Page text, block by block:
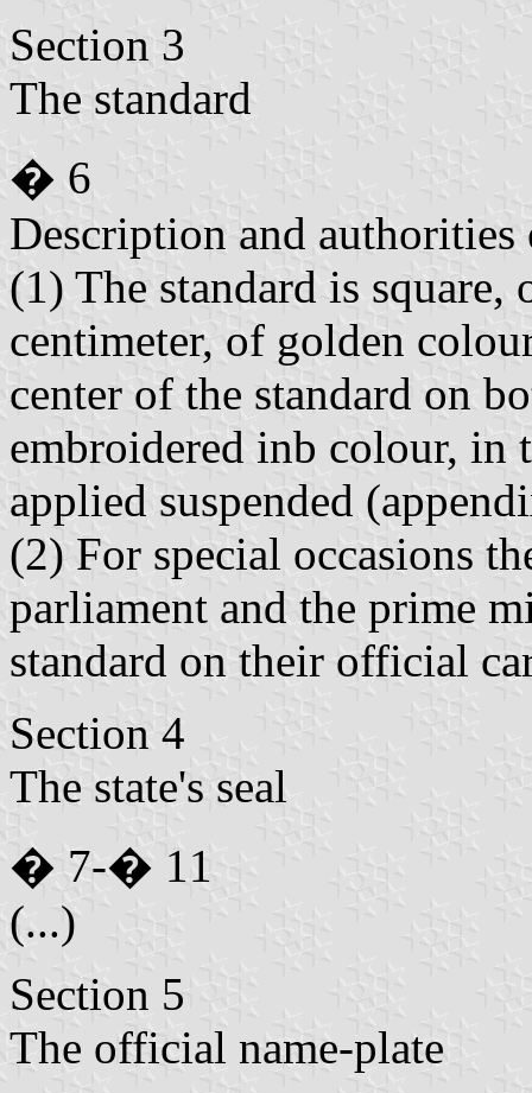
Section 3
The standard
� 6
Description and authorities
(1) The standard is
centimeter, of golden
center of the standard on
embroidered inb colour, in
applied suspended
(2) For special occasions
parliament and the prime
standard on their official
Section 4
The state's seal
� 7-� 11
(...)
Section 5
The official name-plate